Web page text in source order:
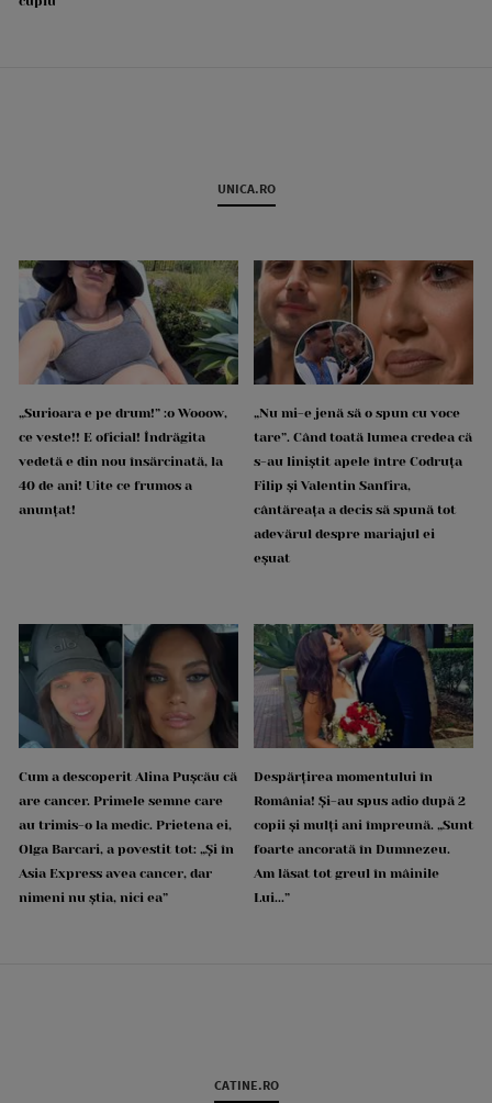
UNICA.RO
„Surioara e pe drum!” :o Wooow,
ce veste!! E oficial! Îndrăgita
vedetă e din nou însărcinată, la
40 de ani! Uite ce frumos a
anunțat!
„Nu mi-e jenă să o spun cu voce
tare”. Când toată lumea credea că
s-au liniștit apele între Codruța
Filip și Valentin Sanfira,
cântăreața a decis să spună tot
adevărul despre mariajul ei
eșuat
Cum a descoperit Alina Pușcău că
are cancer. Primele semne care
au trimis-o la medic. Prietena ei,
Olga Barcari, a povestit tot: „Și în
Asia Express avea cancer, dar
nimeni nu știa, nici ea”
Despărțirea momentului în
România! Și-au spus adio după 2
copii și mulți ani împreună. „Sunt
foarte ancorată în Dumnezeu.
Am lăsat tot greul în mâinile
Lui...”
CATINE.RO